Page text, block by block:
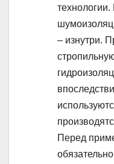
– изнутри.
Перед